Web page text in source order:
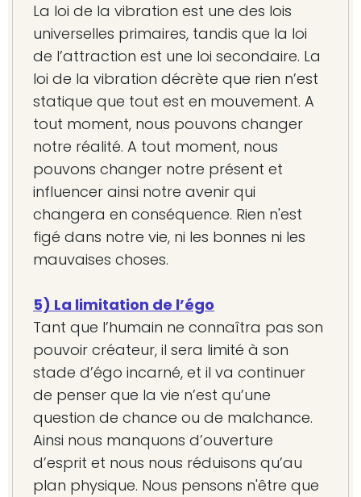
La loi de la vibration est une des lois
universelles primaires, tandis que la loi
de l’attraction est une loi secondaire. La
loi de la vibration décrète que rien n’est
statique que tout est en mouvement. A
tout moment, nous pouvons changer
notre réalité. A tout moment, nous
pouvons changer notre présent et
influencer ainsi notre avenir qui
changera en conséquence. Rien n'est
figé dans notre vie, ni les bonnes ni les
mauvaises choses.
5) La limitation de l’égo
Tant que l’humain ne connaîtra pas son
pouvoir créateur, il sera limité à son
stade d’égo incarné, et il va continuer
de penser que la vie n’est qu’une
question de chance ou de malchance.
Ainsi nous manquons d’ouverture
d’esprit et nous nous réduisons qu’au
plan physique. Nous pensons n'être que